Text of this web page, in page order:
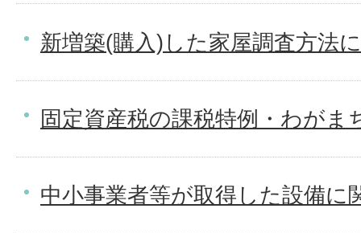
新増築(購入)した家屋調査方法
固定資産税の課税特例・わがま
中小事業者等が取得した設備に